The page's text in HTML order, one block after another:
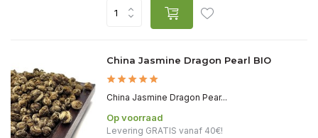
China Jasmine Dragon Pearl BIO
China Jasmine Dragon Pear...
Op voorraad
Levering GRATIS vanaf 40€!